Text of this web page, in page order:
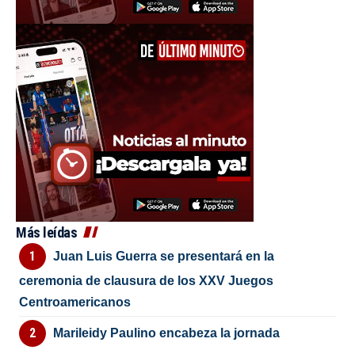
Más leídas
Juan Luis Guerra se presentará en la
ceremonia de clausura de los XXV Juegos
Centroamericanos
Marileidy Paulino encabeza la jornada